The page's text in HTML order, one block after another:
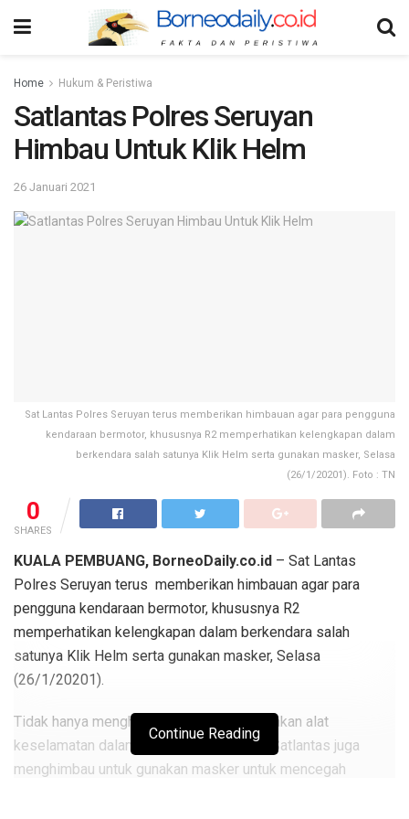
Home Hukum & Peristiwa
Satlantas Polres Seruyan
Himbau Untuk Klik Helm
26 Januari 2021
Sat Lantas Polres Seruyan terus memberikan himbauan agar para pengguna
kendaraan bermotor, khususnya R2 memperhatikan kelengkapan dalam
berkendara salah satunya Klik Helm serta gunakan masker, Selasa
(26/1/20201). Foto : TN
0
SHARES
KUALA PEMBUANG, BorneoDaily.co.id – Sat Lantas
Polres Seruyan terus memberikan himbauan agar para
pengguna kendaraan bermotor, khususnya R2
memperhatikan kelengkapan dalam berkendara salah
satunya Klik Helm serta gunakan masker, Selasa
(26/1/20201).
Tidak hanya menghimbau untuk menggunakan alat
keselamatan dalam berkendara petugas Satlantas juga
menghimbau untuk gunakan masker untuk mencegah
Continue Reading